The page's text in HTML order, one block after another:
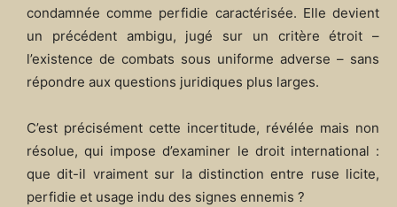
condamnée comme perfidie caractérisée. Elle devient
un précédent ambigu, jugé sur un critère étroit –
l’existence de combats sous uniforme adverse – sans
répondre aux questions juridiques plus larges.
C’est précisément cette incertitude, révélée mais non
résolue, qui impose d’examiner le droit international :
que dit-il vraiment sur la distinction entre ruse licite,
perfidie et usage indu des signes ennemis ?